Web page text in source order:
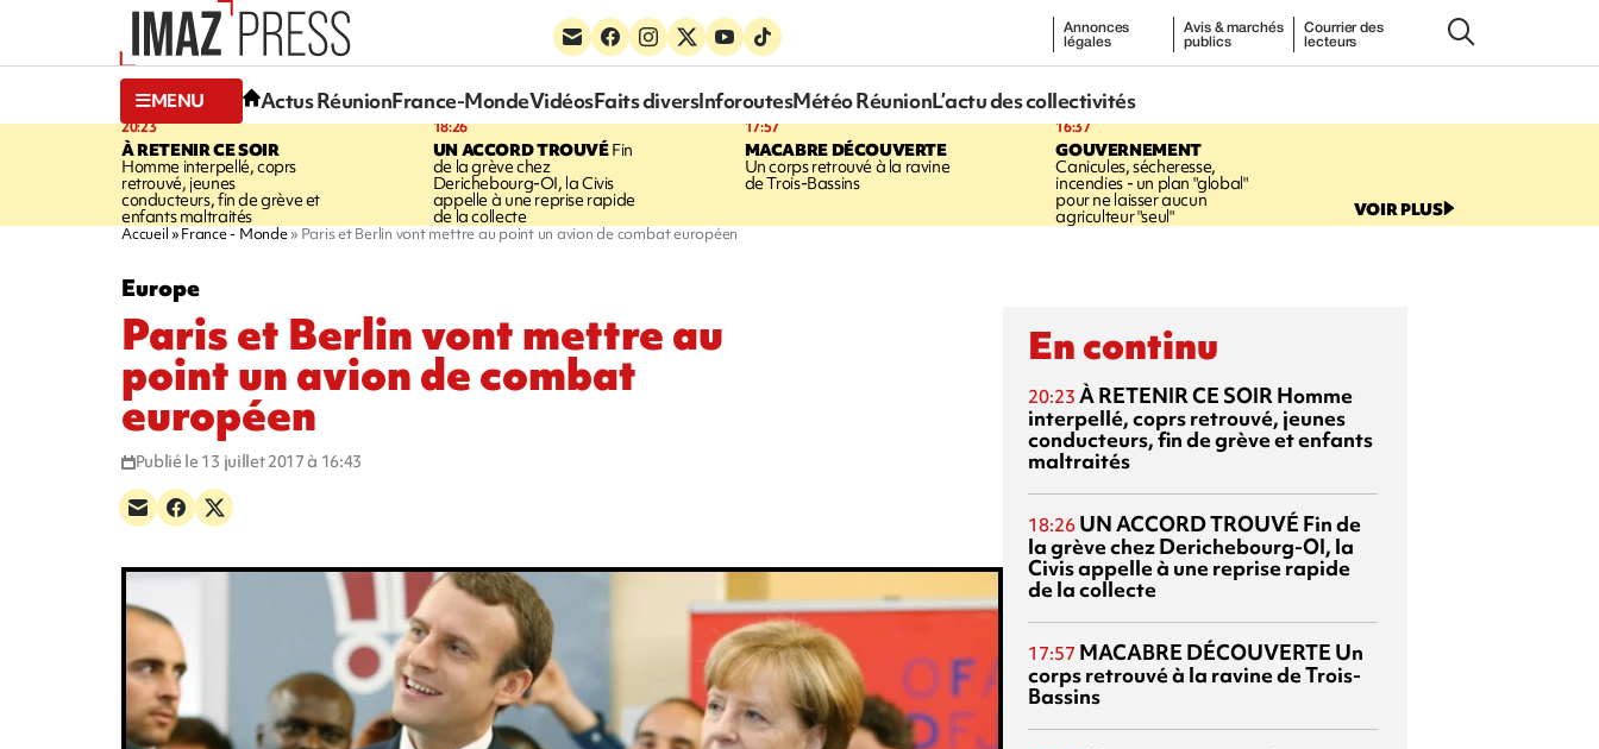
Annonces
légales
Avis & marchés
publics
Courrier des
lecteurs
MENU Actus RéunionFrance-MondeVidéosFaits diversInforoutesMétéo RéunionL’actu des collectivités
20:23
À RETENIR CE SOIR
Homme interpellé, coprs
retrouvé, jeunes
conducteurs, fin de grève et
enfants maltraités
18:26
UN ACCORD TROUVÉFin
de la grève chez
Derichebourg-OI, la Civis
appelle à une reprise rapide
de la collecte
17:57
MACABRE DÉCOUVERTE
Un corps retrouvé à la ravine
de Trois-Bassins
16:37
GOUVERNEMENT
Canicules, sécheresse,
incendies - un plan "global"
pour ne laisser aucun
agriculteur "seul" VOIR PLUS
Accueil France - Monde Paris et Berlin vont mettre au point un avion de combat européen
Europe
Paris et Berlin vont mettre au
point un avion de combat
européen
Publié le 13 juillet 2017 à 16:43
En continu
20:23 À RETENIR CE SOIR Homme
interpellé, coprs retrouvé, jeunes
conducteurs, fin de grève et enfants
maltraités
18:26 UN ACCORD TROUVÉ Fin de
la grève chez Derichebourg-OI, la
Civis appelle à une reprise rapide
de la collecte
17:57 MACABRE DÉCOUVERTE Un
corps retrouvé à la ravine de Trois-
Bassins